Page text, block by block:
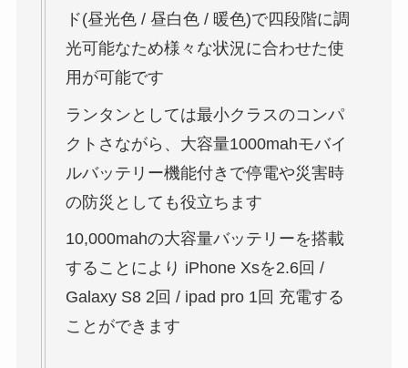
ド(昼光色 / 昼白色 / 暖色)で四段階に調
光可能なため様々な状況に合わせた使
用が可能です
ランタンとしては最小クラスのコンパ
クトさながら、大容量1000mahモバイ
ルバッテリー機能付きで停電や災害時
の防災としても役立ちます
10,000mahの大容量バッテリーを搭載
することにより iPhone Xsを2.6回 /
Galaxy S8 2回 / ipad pro 1回 充電する
ことができます